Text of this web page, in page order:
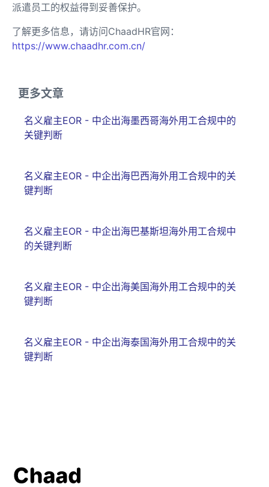
派遣员工的权益得到妥善保护。
了解更多信息，请访问ChaadHR官网：
https://www.chaadhr.com.cn/
更多文章
名义雇主EOR - 中企出海墨西哥海外用工合规中的
关键判断
名义雇主EOR - 中企出海巴西海外用工合规中的关
键判断
名义雇主EOR - 中企出海巴基斯坦海外用工合规中
的关键判断
名义雇主EOR - 中企出海美国海外用工合规中的关
键判断
名义雇主EOR - 中企出海泰国海外用工合规中的关
键判断